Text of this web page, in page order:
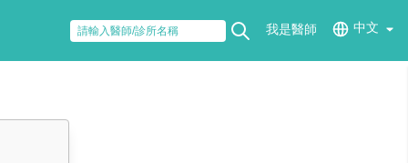
我是醫師 中文